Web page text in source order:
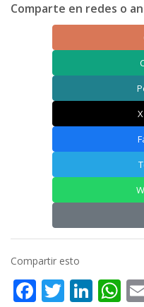
Comparte en redes o
Compartir esto
Facebook
Twitter